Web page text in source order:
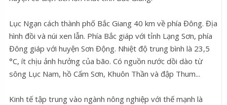
Lục Ngạn cách thành phố Bắc Giang 40 km về phía Đông. Địa
hình đồi và núi xen lẫn. Phía Bắc giáp với tỉnh Lạng Sơn, phía
Đông giáp với huyện Sơn Động. Nhiệt độ trung bình là 23,5
°C, ít chịu ảnh hưởng của bão. Có nguồn nước dồi dào từ
sông Lục Nam, hồ Cấm Sơn, Khuôn Thần và đập Thum...
Kinh tế tập trung vào ngành nông nghiệp với thế mạnh là